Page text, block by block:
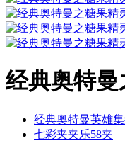
经典奥特曼
经典奥特曼英雄
七彩夹夹乐58夹